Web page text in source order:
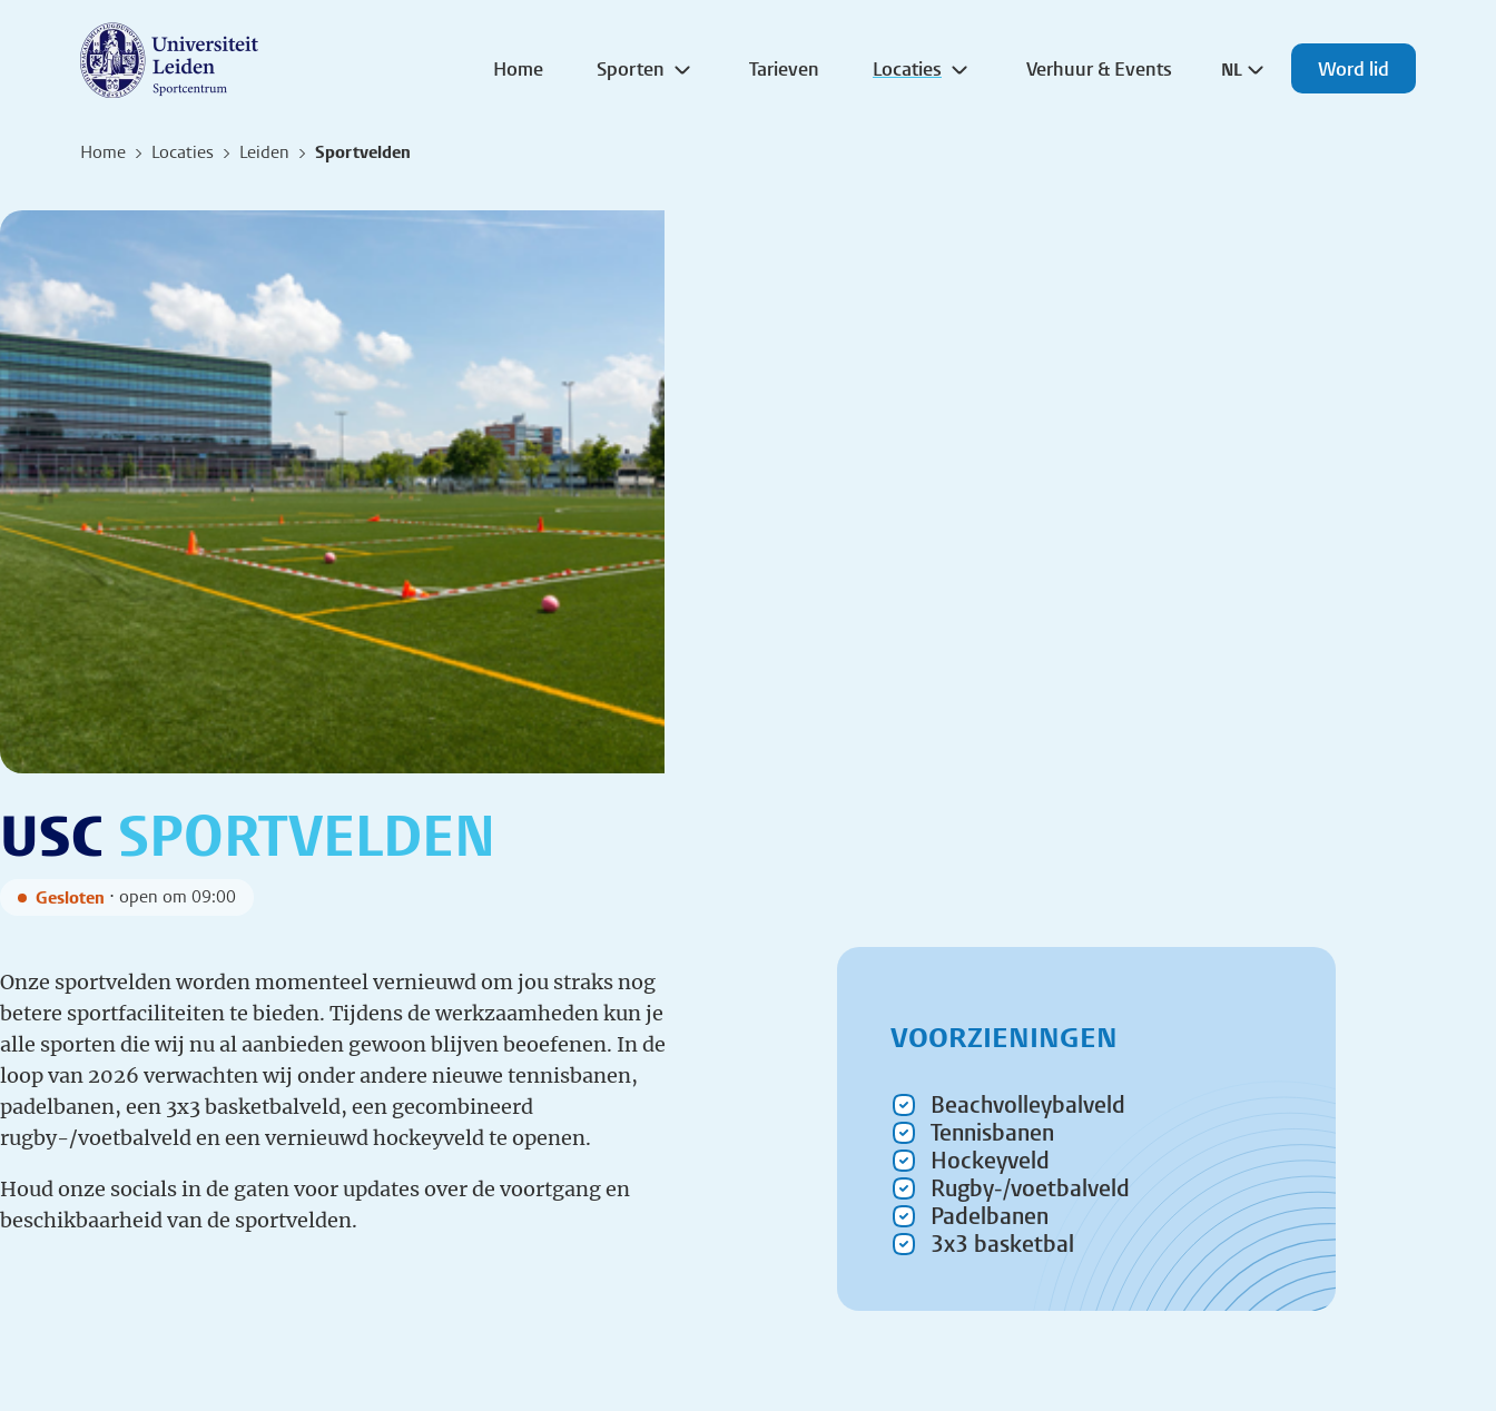
Home Sporten Tarieven Locaties Verhuur & Events NL Word lid
Home Locaties Leiden Sportvelden
USC SPORTVELDEN
Gesloten ⋅ open om 09:00
Onze sportvelden worden momenteel vernieuwd om jou straks nog
betere sportfaciliteiten te bieden. Tijdens de werkzaamheden kun je
alle sporten die wij nu al aanbieden gewoon blijven beoefenen. In de
loop van 2026 verwachten wij onder andere nieuwe tennisbanen,
padelbanen, een 3x3 basketbalveld, een gecombineerd
rugby-/voetbalveld en een vernieuwd hockeyveld te openen.
Houd onze socials in de gaten voor updates over de voortgang en
beschikbaarheid van de sportvelden.
VOORZIENINGEN
Beachvolleybalveld
Tennisbanen
Hockeyveld
Rugby-/voetbalveld
Padelbanen
3x3 basketbal